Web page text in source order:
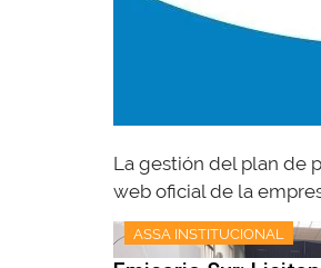
La gestión del plan de
web oficial de la
ASSA INSTITUCIONAL